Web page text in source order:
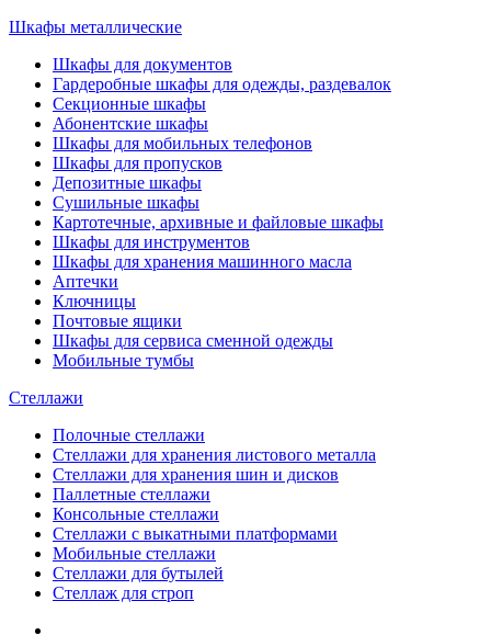
Шкафы металлические
Шкафы для документов
Гардеробные шкафы для одежды, раздевалок
Секционные шкафы
Абонентские шкафы
Шкафы для мобильных телефонов
Шкафы для пропусков
Депозитные шкафы
Сушильные шкафы
Картотечные, архивные и файловые шкафы
Шкафы для инструментов
Шкафы для хранения машинного масла
Аптечки
Ключницы
Почтовые ящики
Шкафы для сервиса сменной одежды
Мобильные тумбы
Стеллажи
Полочные стеллажи
Стеллажи для хранения листового металла
Стеллажи для хранения шин и дисков
Паллетные стеллажи
Консольные стеллажи
Стеллажи с выкатными платформами
Мобильные стеллажи
Стеллажи для бутылей
Стеллаж для строп